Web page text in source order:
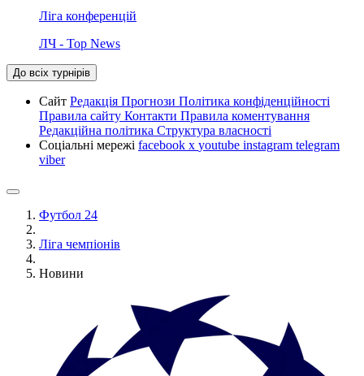
Ліга конференцій
ЛЧ - Top News
До всіх турнірів
Сайт Редакція Прогнози Політика конфіденційності
Правила сайту Контакти Правила коментування
Редакційна політика Структура власності
Соціальні мережі facebook x youtube instagram telegram
viber
Футбол 24
Ліга чемпіонів
Новини